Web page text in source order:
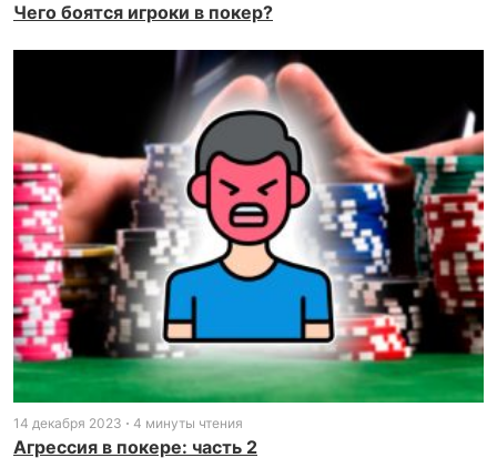
Чего боятся игроки в покер?
14 декабря 2023 4 минуты чтения
Агрессия в покере: часть 2